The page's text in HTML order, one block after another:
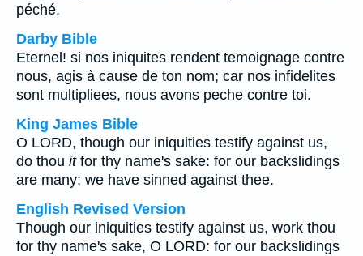
péché.
Darby Bible
Eternel! si nos iniquites rendent temoignage contre
nous, agis à cause de ton nom; car nos infidelites
sont multipliees, nous avons peche contre toi.
King James Bible
O LORD, though our iniquities testify against us,
do thou itfor thy name's sake: for our backslidings
are many; we have sinned against thee.
English Revised Version
Though our iniquities testify against us, work thou
for thy name's sake, O LORD: for our backslidings